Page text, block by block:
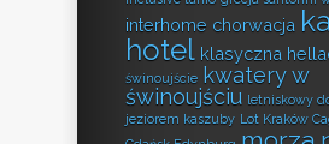
interhome chorwacja
hotel klasyczna
świnoujście kwatery w
świnoujściu letniskowy
jeziorem kaszuby
Lot Kraków